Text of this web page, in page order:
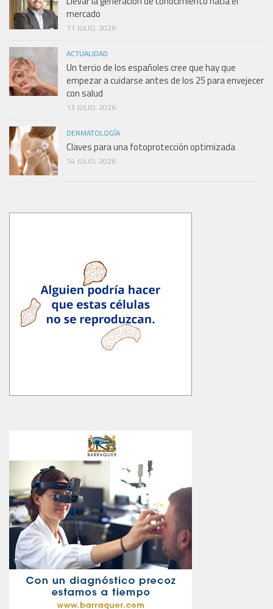
mercado
11 JULIO, 2026
ACTUALIDAD
Un tercio de los españoles cree que hay que
empezar a cuidarse antes de los 25 para envejecer
con salud
13 JULIO, 2026
DERMATOLOGÍA
Claves para una fotoprotección optimizada
14 JULIO, 2026